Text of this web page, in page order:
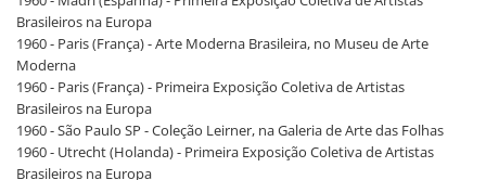
Brasileiros na Europa
1960 - Paris (França) - Arte Moderna Brasileira, no Museu de Arte
Moderna
1960 - Paris (França) - Primeira Exposição Coletiva de Artistas
Brasileiros na Europa
1960 - São Paulo SP - Coleção Leirner, na Galeria de Arte das Folhas
1960 - Utrecht (Holanda) - Primeira Exposição Coletiva de Artistas
Brasileiros na Europa